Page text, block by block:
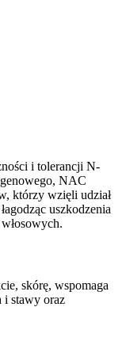
i tolerancji N-
NAC
którzy wzięli udział
uszkodzenia
skórę, wspomaga
i stawy oraz